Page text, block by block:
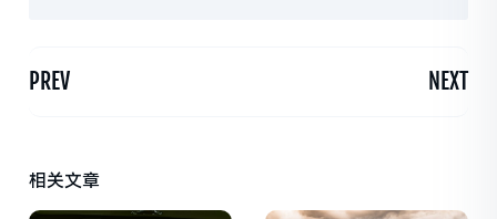
PREV NEXT
相关文章